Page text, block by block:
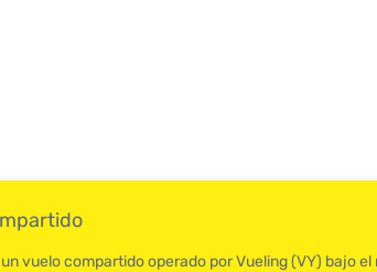
vuelo compartido operado por Vueling (VY) bajo